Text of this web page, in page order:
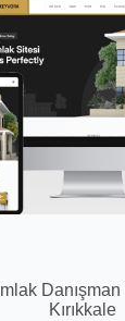
Danışman
Kırıkkale